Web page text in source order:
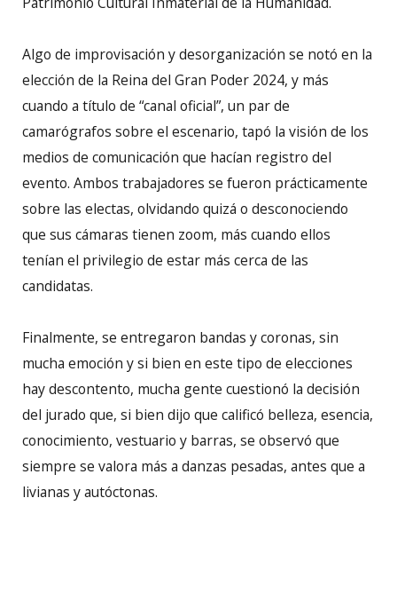
Algo de improvisación y desorganización se notó en la
elección de la Reina del Gran Poder 2024, y más
cuando a título de “canal oficial”, un par de
camarógrafos sobre el escenario, tapó la visión de los
medios de comunicación que hacían registro del
evento. Ambos trabajadores se fueron prácticamente
sobre las electas, olvidando quizá o desconociendo
que sus cámaras tienen zoom, más cuando ellos
tenían el privilegio de estar más cerca de las
candidatas.
Finalmente, se entregaron bandas y coronas, sin
mucha emoción y si bien en este tipo de elecciones
hay descontento, mucha gente cuestionó la decisión
del jurado que, si bien dijo que calificó belleza, esencia,
conocimiento, vestuario y barras, se observó que
siempre se valora más a danzas pesadas, antes que a
livianas y autóctonas.